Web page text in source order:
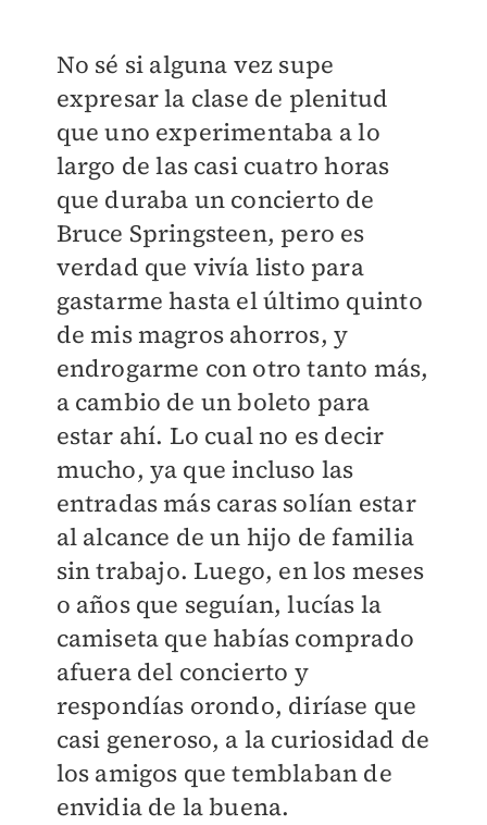
No sé si alguna vez supe
expresar la clase de plenitud
que uno experimentaba a lo
largo de las casi cuatro horas
que duraba un concierto de
Bruce Springsteen, pero es
verdad que vivía listo para
gastarme hasta el último quinto
de mis magros ahorros, y
endrogarme con otro tanto más,
a cambio de un boleto para
estar ahí. Lo cual no es decir
mucho, ya que incluso las
entradas más caras solían estar
al alcance de un hijo de familia
sin trabajo. Luego, en los meses
o años que seguían, lucías la
camiseta que habías comprado
afuera del concierto y
respondías orondo, diríase que
casi generoso, a la curiosidad de
los amigos que temblaban de
envidia de la buena.